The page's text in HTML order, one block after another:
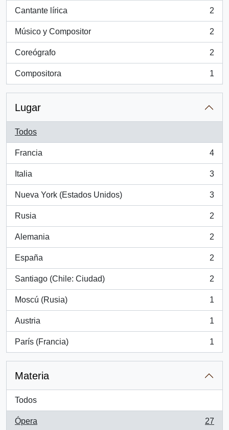
Cantante lírica
, 2 resultados
2
Músico y Compositor
, 2 resultados
2
Coreógrafo
, 2 resultados
2
Compositora
, 1 resultados
1
Lugar
Todos
Francia
, 4 resultados
4
Italia
, 3 resultados
3
Nueva York (Estados Unidos)
, 3 resultados
3
Rusia
, 2 resultados
2
Alemania
, 2 resultados
2
España
, 2 resultados
2
Santiago (Chile: Ciudad)
, 2 resultados
2
Moscú (Rusia)
, 1 resultados
1
Austria
, 1 resultados
1
París (Francia)
, 1 resultados
1
Materia
Todos
Ópera
, 27 resultados
27